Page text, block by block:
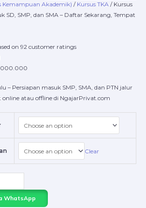
Kemampuan Akademik) / Kursus TKA / Kursus
SD, SMP, dan SMA – Daftar Sekarang, Tempat
on 92 customer ratings
– Persiapan masuk SMP, SMA, dan PTN jalur
online atau offline di NgajarPrivat.com
Clear
WhatsApp